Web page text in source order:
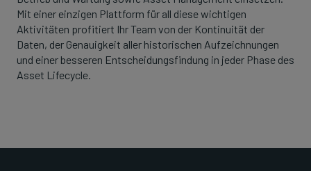
Mit einer einzigen Plattform für all diese wichtigen
Aktivitäten profitiert Ihr Team von der Kontinuität der
Daten, der Genauigkeit aller historischen Aufzeichnungen
und einer besseren Entscheidungsfindung in jeder Phase des
Asset Lifecycle.